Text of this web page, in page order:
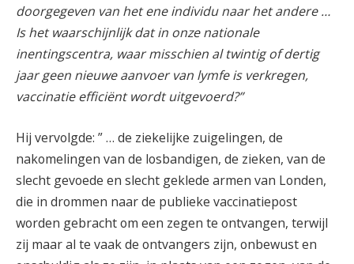
doorgegeven van het ene individu naar het andere …
Is het waarschijnlijk dat in onze nationale
inentingscentra, waar misschien al twintig of dertig
jaar geen nieuwe aanvoer van lymfe is verkregen,
vaccinatie efficiënt wordt uitgevoerd?”
Hij vervolgde: ” … de ziekelijke zuigelingen, de
nakomelingen van de losbandigen, de zieken, van de
slecht gevoede en slecht geklede armen van Londen,
die in drommen naar de publieke vaccinatiepost
worden gebracht om een zegen te ontvangen, terwijl
zij maar al te vaak de ontvangers zijn, onbewust en